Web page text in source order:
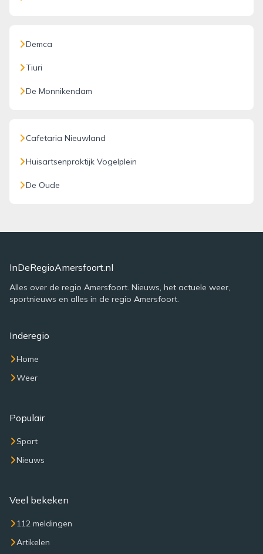
Demca
Tiuri
De Monnikendam
Cafetaria Nieuwland
Huisartsenpraktijk Vogelplein
De Oude
InDeRegioAmersfoort.nl
Alles over de regio Amersfoort. Nieuws, het actuele weer,
sportnieuws en alles in de regio Amersfoort.
Inderegio
Home
Weer
Populair
Sport
Nieuws
Veel bekeken
112 meldingen
Artikelen